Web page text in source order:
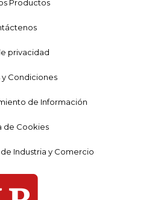
Productos
privacidad
y Condiciones
de Información
de Cookies
Industria y Comercio